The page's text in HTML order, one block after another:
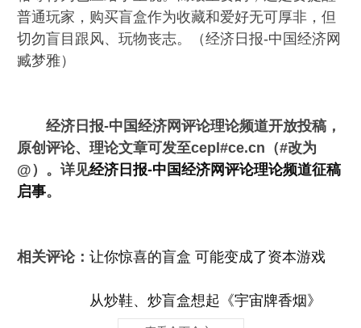
普通玩家，购买盲盒作为收藏和爱好无可厚非，但
切勿盲目跟风、玩物丧志。（经济日报-中国经济网
臧梦雅）
经济日报-中国经济网评论理论频道开放投稿，
原创评论、理论文章可发至cepl#ce.cn（#改为
@）。详见经济日报-中国经济网评论理论频道征稿
启事。
相关评论：让你惊喜的盲盒 可能变成了资本游戏
从炒鞋、炒盲盒想起《宇宙牌香烟》